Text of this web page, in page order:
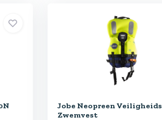
Jobe Neopreen Veiligheids
Zwemvest